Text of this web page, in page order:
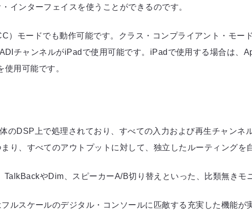
インターフェイスを使うことができるのです。
）モードでも動作可能です。クラス・コンプライアント・モー
チャンネルがiPadで使用可能です。iPadで使用する場合は、
用可能です。
のDSP上で処理されており、すべての入力および再生チャンネ
り、すべてのアウトプットに対して、独立したルーティングを
やDim、スピーカーA/B切り替えといった、比類無きモ
ルスケールのデジタル・コンソールに匹敵する充実した機能が